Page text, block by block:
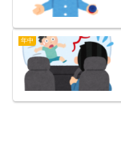
年中